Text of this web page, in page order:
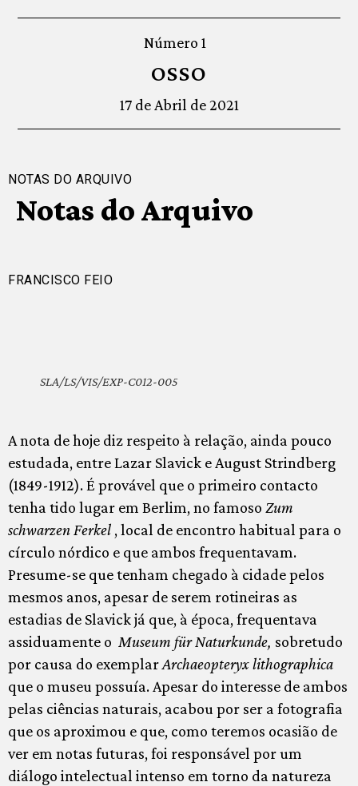
Número 1
OSSO
17 de Abril de 2021
NOTAS DO ARQUIVO
Notas do Arquivo
FRANCISCO FEIO
SLA/LS/VIS/EXP-C012-005
A nota de hoje diz respeito à relação, ainda pouco
estudada, entre Lazar Slavick e August Strindberg
(1849-1912). É provável que o primeiro contacto
tenha tido lugar em Berlim, no famoso Zum
schwarzen Ferkel , local de encontro habitual para o
círculo nórdico e que ambos frequentavam.
Presume-se que tenham chegado à cidade pelos
mesmos anos, apesar de serem rotineiras as
estadias de Slavick já que, à época, frequentava
assiduamente o Museum für Naturkunde, sobretudo
por causa do exemplarArchaeopteryx lithographica
que o museu possuía. Apesar do interesse de ambos
pelas ciências naturais, acabou por ser a fotografia
que os aproximou e que, como teremos ocasião de
ver em notas futuras, foi responsável por um
diálogo intelectual intenso em torno da natureza